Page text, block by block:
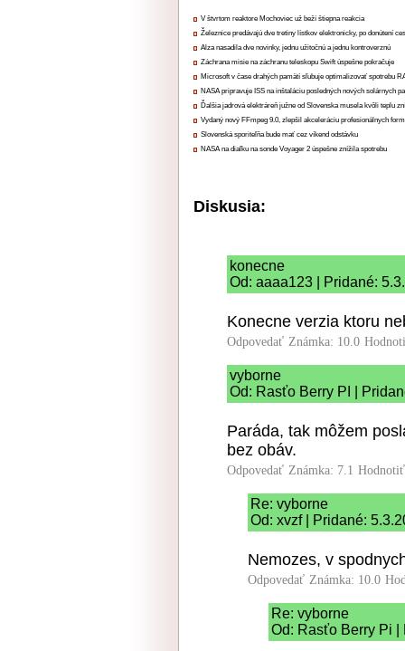
V štvrtom reaktore Mochoviec už beží štiepna reakcia
Železnice predávajú dve tretiny lístkov elektronicky, po donútení
Alza nasadila dve novinky, jednu užitočnú a jednu kontroverznú
Záchrana misie na záchranu teleskopu Swift úspešne pokračuje
Microsoft v čase drahých pamätí sľubuje optimalizovať spotrebu
NASA pripravuje ISS na inštaláciu posledných nových solárnych
Ďalšia jadrová elektráreň južne od Slovenska musela kvôli teplu
Vydaný nový FFmpeg 9.0, zlepšil akceleráciu profesionálnych
Slovenská sporiteľňa bude mať cez víkend odstávku
NASA na diaľku na sonde Voyager 2 úspešne znížila spotrebu
Diskusia:
konecne
Od: aaaa123 | Pridané:
Konecne verzia ktoru
Odpovedať Známka: 10.0
vyborne
Od: Rasťo Berry PI |
Paráda, tak môžem
bez obáv.
Odpovedať Známka: 7.1
Re: vyborne
Od: xvzf | Pridané:
Nemozes, v
Odpovedať Známka: 10.0
Re: vyborne
Od: Rasťo Berry Pi |